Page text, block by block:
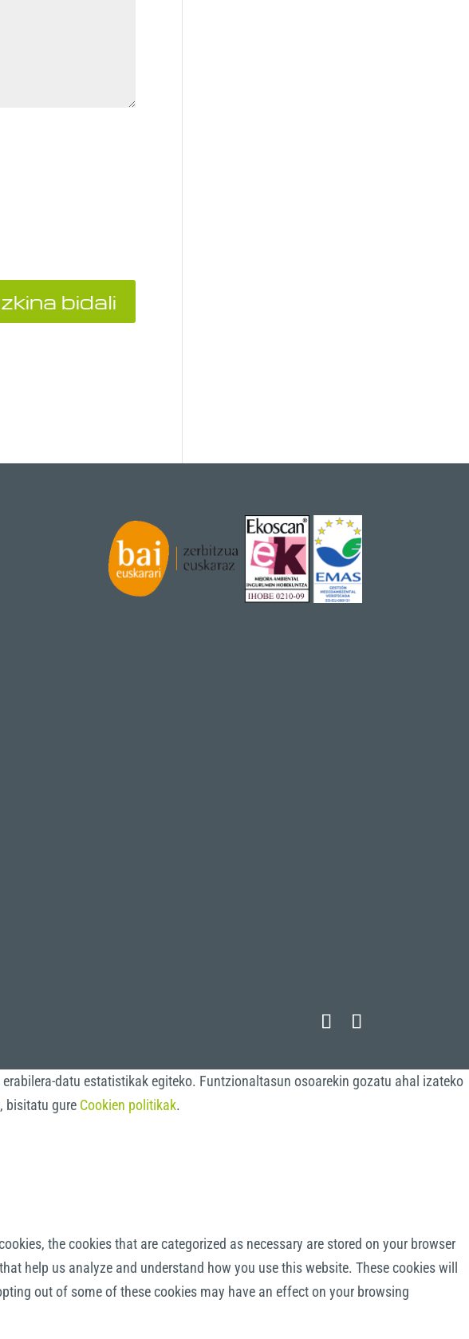
datu estatistikak egiteko. Funtzionaltasun osoarekin gozatu ahal izateko
bisitatu gure Cookien politikak.
the cookies that are categorized as necessary are stored on your browser
help us analyze and understand how you use this website. These cookies will
out of some of these cookies may have an effect on your browsing